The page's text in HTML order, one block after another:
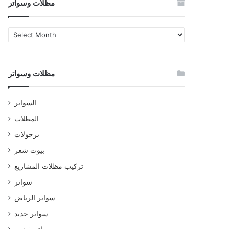
مظلات وسواتر
مظلات
وسواتر
مظلات وسواتر
السواتر
المظلات
برجولات
بيوت شعر
تركيب مظلات المشاريع
سواتر
سواتر الرياض
سواتر حديد